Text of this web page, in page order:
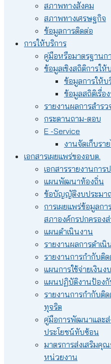
สภาพทางสังคม
สภาพทางเศรษฐกิจ
ข้อมูลการติดต่อ
การให้บริการ
คู่มือหรือมาตรฐานก
ข้อมูลเชิงสถิติการให้
ข้อมูลการให้บ
ข้อมูลสถิติเรื่อ
รายงานผลการสำร
กระดานถาม-ตอบ
E -Service
งานจัดเก็บรา
เอกสารเผยแพร่ของอบต.
เอกสารรายงานการ
แผนพัฒนาท้องถิ่น
ข้อบัญญัติงบประมา
การเผยแพร่ข้อมูลก
สภาองค์กรปกครอง
แผนดำเนินงาน
รายงานผลการดำเ
รายงานการกำกับติ
แผนการใช้จ่ายเงิน
แผนปฏิบัติงานป้องกั
รายงานการกำกับติ
ทุจริต
คู่มือการพัฒนาและส่
ประโยชน์ทับซ้อน
มาตรการส่งเสริมคุ
หน่วยงาน